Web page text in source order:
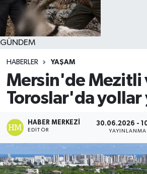
GÜNDEM
HABERLER YAŞAM
Mersin'de Mezitli
Toroslar'da
HABER MERKEZI
EDITÖR
30.06.2026 -
YAYINLANMA
SPOR
MAGAZİN
YAŞAM
Süper Lig Puan Durumu ve
Tüm Manşetler
Son Dakika Haberleri
Haber Arşivi